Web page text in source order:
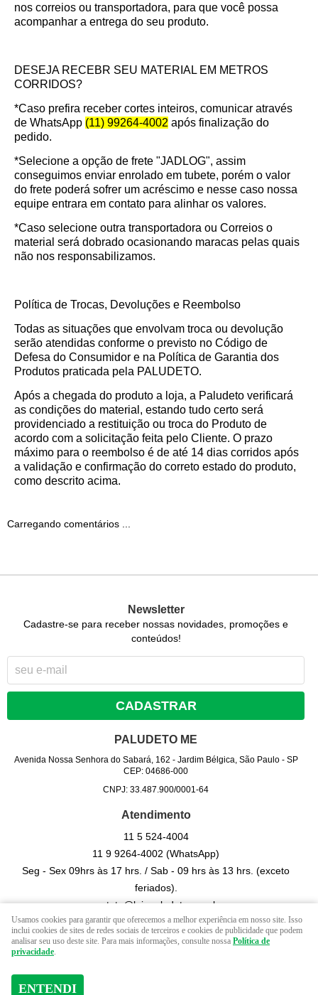
nos correios ou transportadora, para que você possa
acompanhar a entrega do seu produto.
DESEJA RECEBR SEU MATERIAL EM METROS
CORRIDOS?
*Caso prefira receber cortes inteiros, comunicar através
de WhatsApp (11) 99264-4002 após finalização do
pedido.
*Selecione a opção de frete "JADLOG", assim
conseguimos enviar enrolado em tubete, porém o valor
do frete poderá sofrer um acréscimo e nesse caso nossa
equipe entrara em contato para alinhar os valores.
*Caso selecione outra transportadora ou Correios o
material será dobrado ocasionando maracas pelas quais
não nos responsabilizamos.
Política de Trocas, Devoluções e Reembolso
Todas as situações que envolvam troca ou devolução
serão atendidas conforme o previsto no Código de
Defesa do Consumidor e na Política de Garantia dos
Produtos praticada pela PALUDETO.
Após a chegada do produto a loja, a Paludeto verificará
as condições do material, estando tudo certo será
providenciado a restituição ou troca do Produto de
acordo com a solicitação feita pelo Cliente. O prazo
máximo para o reembolso é de até 14 dias corridos após
a validação e confirmação do correto estado do produto,
como descrito acima.
Carregando comentários ...
Newsletter
Cadastre-se para receber nossas novidades, promoções e
conteúdos!
CADASTRAR
PALUDETO ME
Avenida Nossa Senhora do Sabará, 162 - Jardim Bélgica, São Paulo- SP
CEP: 04686-000
CNPJ: 33.487.900/0001-64
Atendimento
11 5524-4004
11 9 9264-4002(WhatsApp)
Seg - Sex 09hrs às 17 hrs. / Sab - 09 hrs às 13 hrs. (exceto
feriados).
contato@lojapaludeto.com.br
LOJA VIRTUAL CRIADA POR
Usamos cookies para garantir que oferecemos a melhor experiência em nosso site. Isso
inclui cookies de sites de redes sociais de terceiros e cookies de publicidade que podem
analisar seu uso deste site. Para mais informações, consulte nossa Política de
privacidade.
ENTENDI